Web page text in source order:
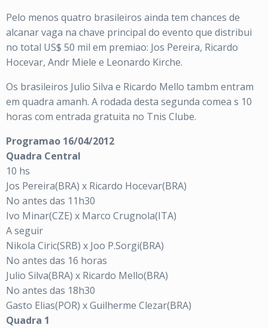
Pelo menos quatro brasileiros ainda tem chances de
alcanar vaga na chave principal do evento que distribui
no total US$ 50 mil em premiao: Jos Pereira, Ricardo
Hocevar, Andr Miele e Leonardo Kirche.
Os brasileiros Julio Silva e Ricardo Mello tambm entram
em quadra amanh. A rodada desta segunda comea s 10
horas com entrada gratuita no Tnis Clube.
Programao 16/04/2012
Quadra Central
10 hs
Jos Pereira(BRA) x Ricardo Hocevar(BRA)
No antes das 11h30
Ivo Minar(CZE) x Marco Crugnola(ITA)
A seguir
Nikola Ciric(SRB) x Joo P.Sorgi(BRA)
No antes das 16 horas
Julio Silva(BRA) x Ricardo Mello(BRA)
No antes das 18h30
Gasto Elias(POR) x Guilherme Clezar(BRA)
Quadra 1